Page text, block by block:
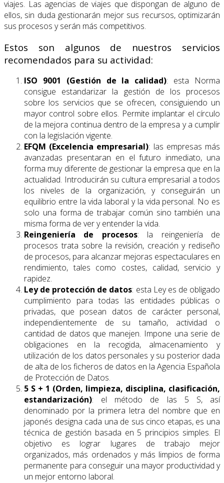
viajes. Las agencias de viajes que dispongan de alguno de
ellos, sin duda gestionarán mejor sus recursos, optimizarán
sus procesos y serán más competitivos.
Estos son algunos de nuestros servicios
recomendados para su actividad:
ISO 9001 (Gestión de la calidad): esta Norma
consigue estandarizar la gestión de los procesos
sobre los servicios que se ofrecen, consiguiendo un
mayor control sobre ellos. Permite implantar el círculo
de la mejora continua dentro de la empresa y a cumplir
con la legislación vigente.
EFQM (Excelencia empresarial): las empresas más
avanzadas presentaran en el futuro inmediato, una
forma muy diferente de gestionar la empresa que en la
actualidad. Introducirán su cultura empresarial a todos
los niveles de la organización, y conseguirán un
equilibrio entre la vida laboral y la vida personal. No es
solo una forma de trabajar común sino también una
misma forma de ver y entender la vida.
Reingeniería de procesos: la reingeniería de
procesos trata sobre la revisión, creación y rediseño
de procesos, para alcanzar mejoras espectaculares en
rendimiento, tales como costes, calidad, servicio y
rapidez.
Ley de protección de datos: esta Ley es de obligado
cumplimiento para todas las entidades públicas o
privadas, que posean datos de carácter personal,
independientemente de su tamaño, actividad o
cantidad de datos que manejen. Impone una serie de
obligaciones en la recogida, almacenamiento y
utilización de los datos personales y su posterior dada
de alta de los ficheros de datos en la Agencia Española
de Protección de Datos.
5 S + 1 (Orden, limpieza, disciplina, clasificación,
estandarización): el método de las 5 S, así
denominado por la primera letra del nombre que en
japonés designa cada una de sus cinco etapas, es una
técnica de gestión basada en 5 principios simples. El
objetivo es lograr lugares de trabajo mejor
organizados, más ordenados y más limpios de forma
permanente para conseguir una mayor productividad y
un mejor entorno laboral.